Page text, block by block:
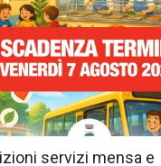
servizi mensa e